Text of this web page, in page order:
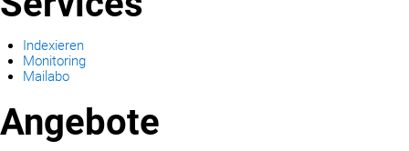
Indexieren
Monitoring
Mailabo
Angebote